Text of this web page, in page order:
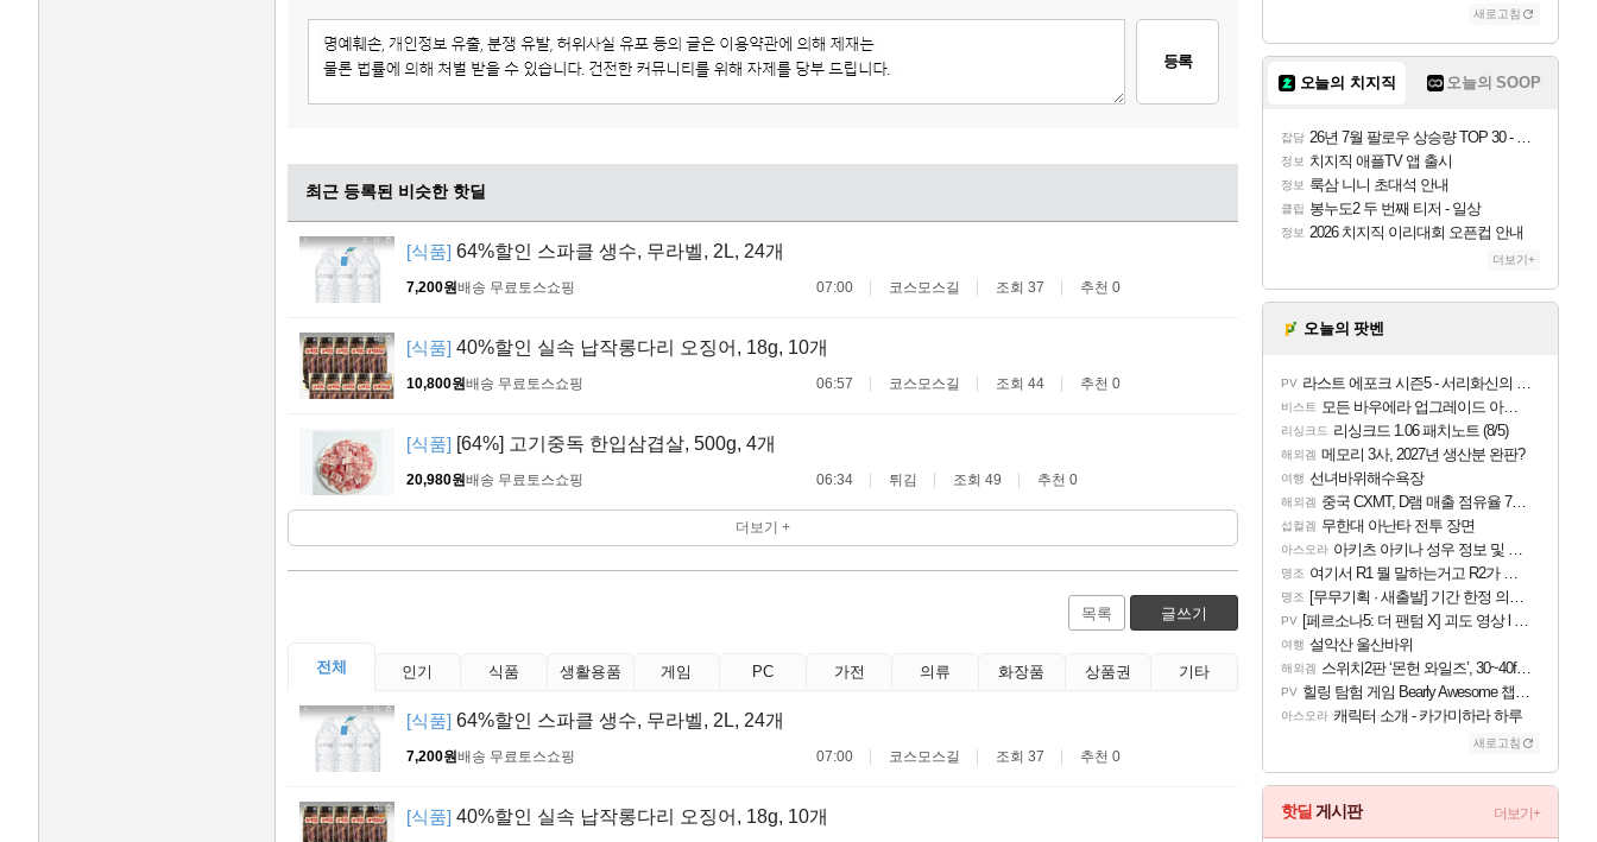
등록
최근 등록된 비슷한 핫딜
[식품] 64%할인 스파클 생수, 무라벨, 2L, 24개
7,200원배송 무료 토스쇼핑 07:00 코스모스길 조회 37 추천 0
[식품] 40%할인 실속 납작롱다리 오징어, 18g, 10개
10,800원배송 무료 토스쇼핑 06:57 코스모스길 조회 44 추천 0
[식품] [64%] 고기중독 한입삼겹살, 500g, 4개
20,980원배송 무료 토스쇼핑 06:34 튀김 조회 49 추천 0
더보기 +
목록 글쓰기
전체 인기 식품 생활용품 게임 PC 가전 의류 화장품 상품권 기타
[식품] 64%할인 스파클 생수, 무라벨, 2L, 24개
7,200원배송 무료 토스쇼핑 07:00 코스모스길 조회 37 추천 0
[식품] 40%할인 실속 납작롱다리 오징어, 18g, 10개
새로고침
오늘의 치지직 오늘의 SOOP
잡담 26년 7월 팔로우 상승량 TOP 30 - 월간 치지직
정보 치지직 애플TV 앱 출시
정보 룩삼 니니 초대석 안내
클립 봉누도2 두 번째 티저 - 일상
정보 2026 치지직 이리대회 오픈컵 안내
더보기+
오늘의 팟벤
PV 라스트 에포크 시즌5 - 서리화신의 분노 티저
비스트 모든 바우에라 업그레이드 아이템 획득 위치 공략 (89개)
리싱크드 리싱크드 1.06 패치노트 (8/5)
해외겜 메모리 3사, 2027년 생산분 완판?
여행 선녀바위해수욕장
해외겜 중국 CXMT, D램 매출 점유율 7%…글로벌 4위로 부상
섭컬겜 무한대 아난타 전투 장면
아스오라 아키츠 아키나 성우 정보 및 주요 필모
명조 여기서 R1 뭘 말하는거고 R2가 뭘말하는걸까요?
명조 [무무기획 · 새출발] 기간 한정 의뢰 이벤트
PV [페르소나5: 더 팬텀 X] 괴도 영상 l 타카마키 안·댄싱 스타
여행 설악산 울산바위
해외겜 스위치2판 ‘몬헌 와일즈’, 30~40fps 목표 추정
PV 힐링 탐험 게임 Bearly Awesome 챕터 1 트레일러
아스오라 캐릭터 소개 - 카가미하라 하루
새로고침
핫딜 게시판 더보기+